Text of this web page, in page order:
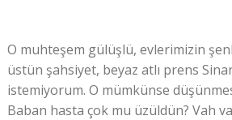
O muhteşem gülüşlü, evlerimizin
üstün şahsiyet, beyaz atlı prens
istemiyorum. O mümkünse
Baban hasta çok mu üzüldün? Vah